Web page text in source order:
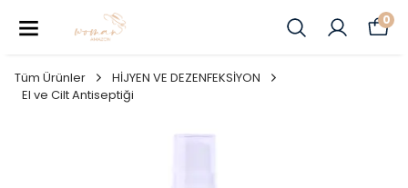
0
Tüm Ürünler
HİJYEN VE DEZENFEKSİYON
El ve Cilt Antiseptiği